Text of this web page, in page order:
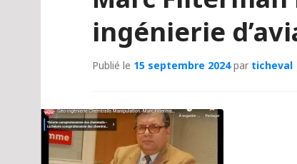
ingénierie
Publié le 15 septembre 2024par ticheval